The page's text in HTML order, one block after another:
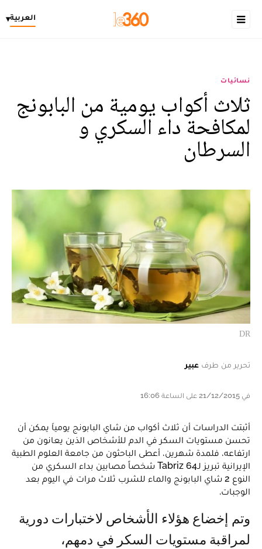
العربية▾
نسائيات
ثلاث أكواب يومية من البابونج
لمكافحة داء السكري و
السرطان
DR
تحرير من طرف عبير
في 21/12/2015 على الساعة 16:06
أثبتت الدراسات أن ثلاث أكواب من شاي البابونج يومياَ يمكن أن
تحسن مستويات السكر في الدم للأشخاص الذين يعانون من
ارتفاعه، فلمدة شهرين، أعطى الباحثون من جامعة العلوم الطبية
الإيرانية تبريز لـTabriz 64 شخصاً مصابين بداء السكري من
النوع 2 شاي البابونج والماء للشرب ثلاث مرات في اليوم بعد
الوجبات.
وتم إخضاع هؤلاء الأشخاص لاختبارات دورية
لمراقبة مستويات السكر في دمهم،